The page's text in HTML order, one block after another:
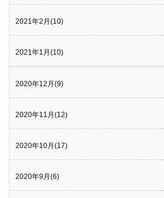
2021年2月(10)
2021年1月(10)
2020年12月(9)
2020年11月(12)
2020年10月(17)
2020年9月(6)